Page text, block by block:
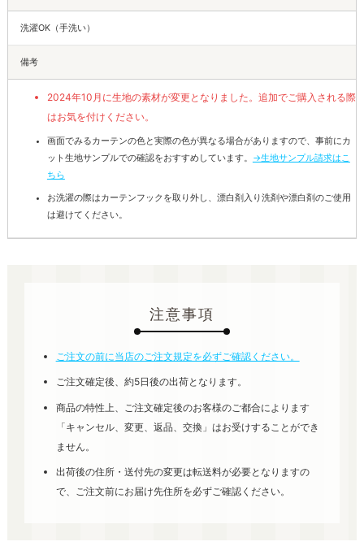
洗濯OK（手洗い）
備考
2024年10月に生地の素材が変更となりました。追加でご購入される際
はお気を付けください。
画面でみるカーテンの色と実際の色が異なる場合がありますので、事前にカ
ット生地サンプルでの確認をおすすめしています。 →生地サンプル請求はこ
ちら
お洗濯の際はカーテンフックを取り外し、漂白剤入り洗剤や漂白剤のご使用
は避けてください。
注意事項
ご注文の前に当店のご注文規定を必ずご確認ください。
ご注文確定後、約5日後の出荷となります。
商品の特性上、ご注文確定後のお客様のご都合によります
「キャンセル、変更、返品、交換」はお受けすることができ
ません。
出荷後の住所・送付先の変更は転送料が必要となりますの
で、ご注文前にお届け先住所を必ずご確認ください。